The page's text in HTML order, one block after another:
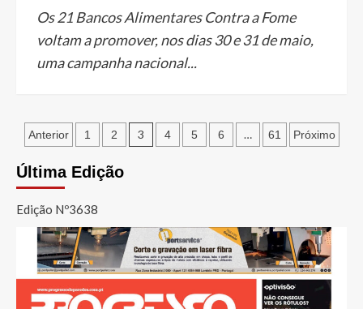
Os 21 Bancos Alimentares Contra a Fome
voltam a promover, nos dias 30 e 31 de maio,
uma campanha nacional...
Paginação
dos
conteúdos
Anterior 1 2 3 4 5 6 … 61 Próximo
Última Edição
Edição Nº3638